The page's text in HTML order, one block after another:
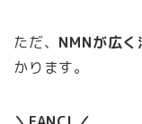
ただ、 NMNが広
かります。